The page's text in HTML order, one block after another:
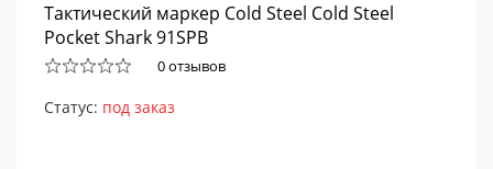
Тактический маркер Cold Steel Cold Steel
Pocket Shark 91SPB
0 отзывов
Статус: под заказ